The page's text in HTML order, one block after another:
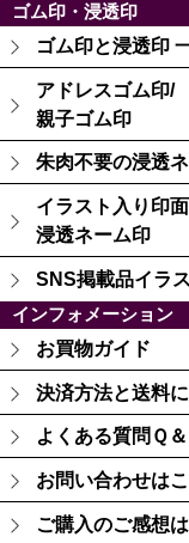
ゴム印・浸透印
ゴム印と浸透印
アドレスゴム印/
親子ゴム印
朱肉不要の浸透
イラスト入り印面
浸透ネーム印
SNS掲載品イラ
インフォメーション
お買物ガイド
決済方法と送料
よくある質問Ｑ＆
お問い合わせは
ご購入のご感想